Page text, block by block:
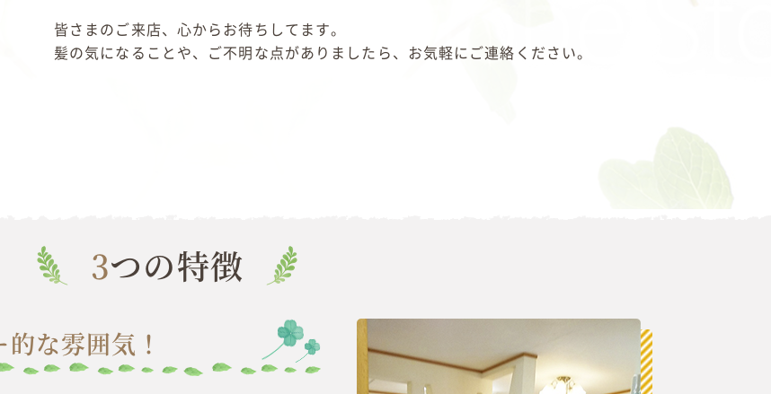
皆さまのご来店、心からお待ちしてます。
髪の気になることや、ご不明な点がありましたら、お気軽にご連絡ください。
3つの特徴
な雰囲気！